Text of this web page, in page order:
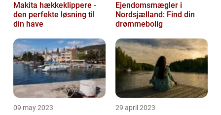
Makita hækkeklippere -
den perfekte løsning til
din have
Ejendomsmægler i
Nordsjælland: Find din
drømmebolig
09 may 2023 29 april 2023